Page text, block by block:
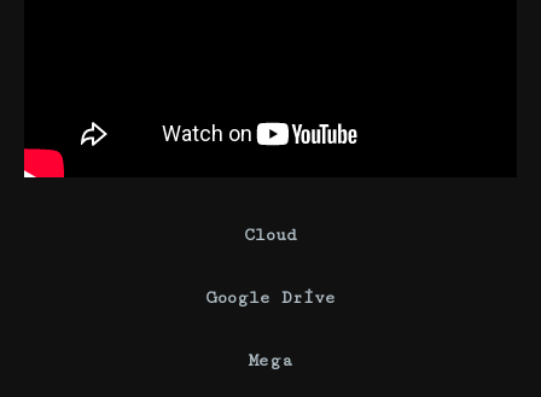
Cloud
Google Drive
Mega